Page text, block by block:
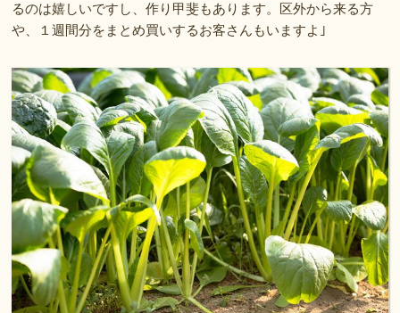
るのは嬉しいですし、作り甲斐もあります。区外から来る方
や、１週間分をまとめ買いするお客さんもいますよ｣